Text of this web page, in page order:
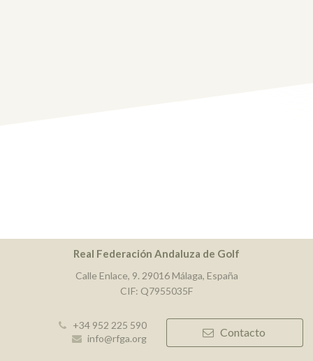
Real Federación Andaluza de Golf
Calle Enlace, 9. 29016 Málaga, España
CIF: Q7955035F
+34 952 225 590
info@rfga.org
Contacto